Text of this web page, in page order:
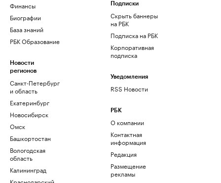
Финансы
Биографии
База знаний
РБК Образование
Новости
регионов
Санкт-Петербург
и область
Екатеринбург
Новосибирск
Омск
Башкортостан
Вологодская
область
Калининград
Подписки
Скрыть баннеры
на РБК
Подписка на РБК
Корпоративная
подписка
Уведомления
RSS Новости
РБК
О компании
Контактная
информация
Редакция
Размещение
рекламы